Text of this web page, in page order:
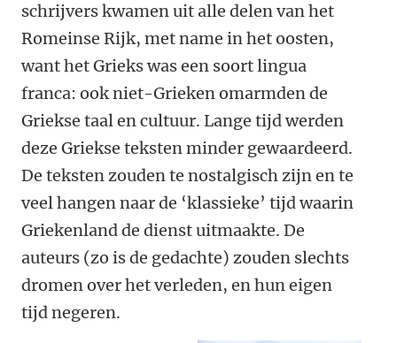
schrijvers kwamen uit alle delen van het
Romeinse Rijk, met name in het oosten,
want het Grieks was een soort lingua
franca: ook niet-Grieken omarmden de
Griekse taal en cultuur. Lange tijd werden
deze Griekse teksten minder gewaardeerd.
De teksten zouden te nostalgisch zijn en te
veel hangen naar de ‘klassieke’ tijd waarin
Griekenland de dienst uitmaakte. De
auteurs (zo is de gedachte) zouden slechts
dromen over het verleden, en hun eigen
tijd negeren.